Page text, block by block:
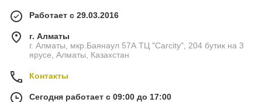
Работает с 29.03.2016
г. Алматы
г. Алматы, мкр.Баянаул 57А ТЦ "Carcity", 204 бутик на 3
ярусе, Алматы, Казахстан
Контакты
Сегодня работает с 09:00 до 17:00